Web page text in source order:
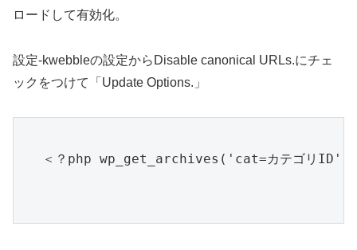
ロードして有効化。
設定-kwebbleの設定からDisable canonical URLs.にチェ
ックをつけて「Update Options.」